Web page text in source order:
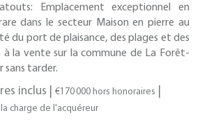
Emplacement exceptionnel en
dans le secteur Maison en pierre au
du port de plaisance, des plages et des
la vente sur la commune de La Forêt-
sans tarder.
inclus €170 000 hors honoraires
la charge de l'acquéreur